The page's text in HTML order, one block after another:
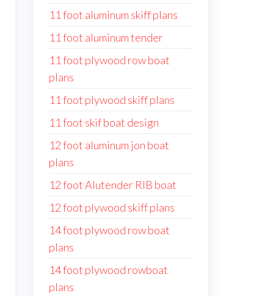
11 foot aluminum skiff plans
11 foot aluminum tender
11 foot plywood row boat
plans
11 foot plywood skiff plans
11 foot skif boat design
12 foot aluminum jon boat
plans
12 foot Alutender RIB boat
12 foot plywood skiff plans
14 foot plywood row boat
plans
14 foot plywood rowboat
plans